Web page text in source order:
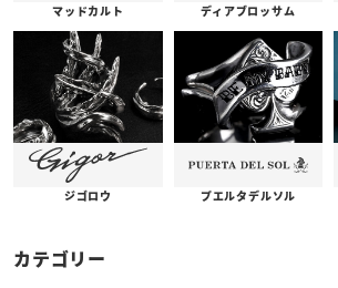
マッドカルト ディアブロッサム
ジゴロウ プエルタデルソル
カテゴリー